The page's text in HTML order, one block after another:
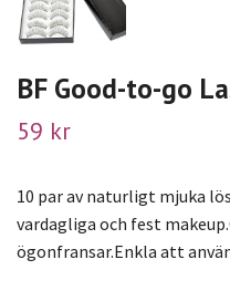
BF Good-to-go
59 kr
10 par av naturligt mjuka
vardagliga och fest
ögonfransar.Enkla att